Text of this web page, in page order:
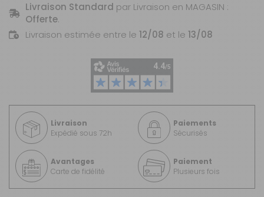
Livraison Standard par Livraison en MAGASIN :
Offerte.
Livraison estimée entre le 12/08 et le 13/08
Livraison
Expédié sous 72h
Paiements
Sécurisés
Avantages
Carte de fidélité
Paiement
Plusieurs fois